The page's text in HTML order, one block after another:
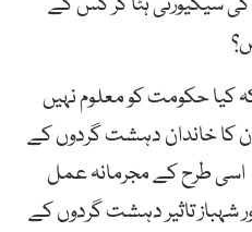
کیا حکومت کو معلوم نہیں
کا خاندان دہشت گردوں کے
اسی طرح کے مجرمانہ عمل
شہباز تاثیر دہشت گردوں کے